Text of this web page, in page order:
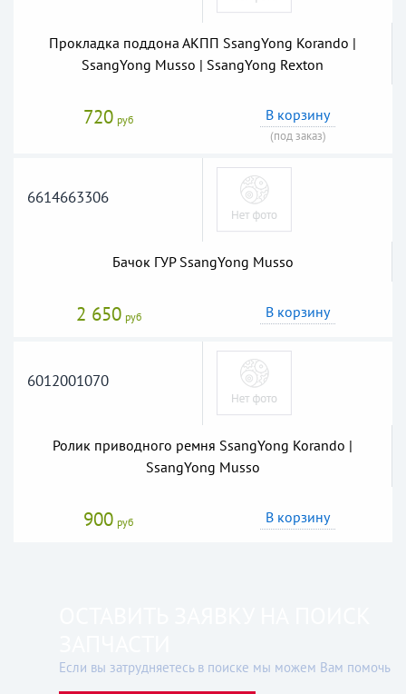
Прокладка поддона АКПП SsangYong Korando |
SsangYong Musso | SsangYong Rexton
720 руб В корзину
(под заказ)
6614663306
Бачок ГУР SsangYong Musso
2 650 руб В корзину
6012001070
Ролик приводного ремня SsangYong Korando |
SsangYong Musso
900 руб В корзину
Если вы затрудняетесь в поиске мы можем Вам помочь